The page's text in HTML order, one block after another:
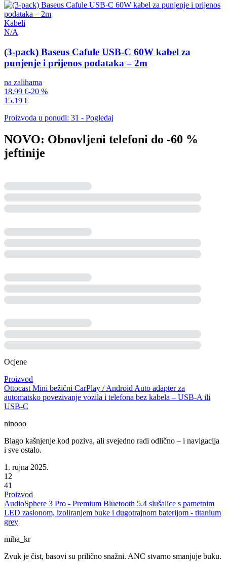
Kabeli
N/A
(3-pack) Baseus Cafule USB-C 60W kabel za
punjenje i prijenos podataka – 2m
na zalihama
18.99 €-20 %
15.19 €
Proizvoda u ponudi: 31 - Pogledaj
NOVO: Obnovljeni telefoni do -60 %
jeftinije
Ocjene
Proizvod
Ottocast Mini bežični CarPlay / Android Auto adapter za
automatsko povezivanje vozila i telefona bez kabela – USB-A ili
USB-C
ninooo
Blago kašnjenje kod poziva, ali svejedno radi odlično – i navigacija
i sve ostalo.
1. rujna 2025.
12
41
Proizvod
AudioSphere 3 Pro - Premium Bluetooth 5.4 slušalice s pametnim
LED zaslonom, izoliranjem buke i dugotrajnom baterijom - titanium
grey
miha_kr
Zvuk je čist, basovi su prilično snažni. ANC stvarno smanjuje buku.